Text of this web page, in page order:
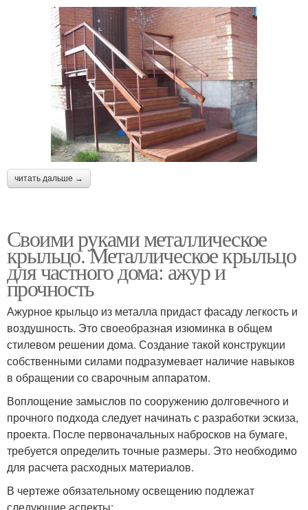
читать дальше →
Своими руками металлическое
крыльцо. Металлическое крыльцо
для частного дома: ажур и
прочность
Ажурное крыльцо из металла придаст фасаду легкость и
воздушность. Это своеобразная изюминка в общем
стилевом решении дома. Создание такой конструкции
собственными силами подразумевает наличие навыков
в обращении со сварочным аппаратом.
Воплощение замыслов по сооружению долговечного и
прочного подхода следует начинать с разработки эскиза,
проекта. После первоначальных набросков на бумаге,
требуется определить точные размеры. Это необходимо
для расчета расходных материалов.
В чертеже обязательному освещению подлежат
следующие аспекты: